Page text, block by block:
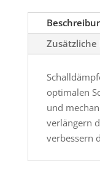
optimalen
und
verlängern
verbessern